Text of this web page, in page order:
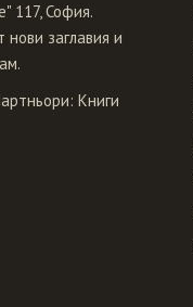
117, София.
заглавия и
Книги